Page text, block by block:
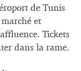
de Tunis
et
Tickets
dans la rame.